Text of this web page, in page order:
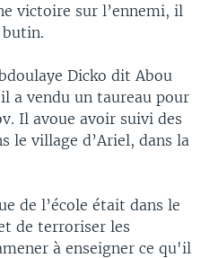
victoire sur l’ennemi, il
Dicko dit Abou
a vendu un taureau pour
Il avoue avoir suivi des
le village d’Ariel, dans la
de l’école était dans le
de terroriser les
à enseigner ce qu'il